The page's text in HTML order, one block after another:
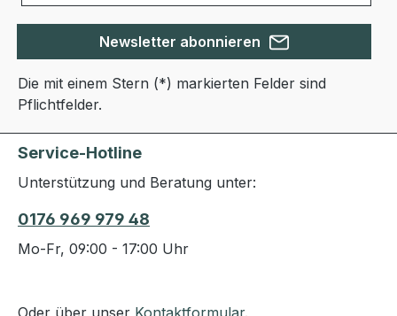
Newsletter abonnieren
Die mit einem Stern (*) markierten Felder sind
Pflichtfelder.
Service-Hotline
Unterstützung und Beratung unter:
0176 969 979 48
Mo-Fr, 09:00 - 17:00 Uhr